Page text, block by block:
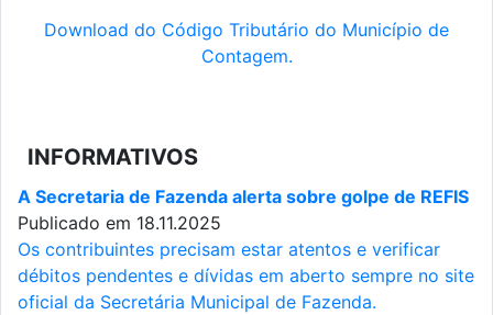
Download do Código Tributário do Município de
Contagem.
INFORMATIVOS
A Secretaria de Fazenda alerta sobre golpe de REFIS
Publicado em 18.11.2025
Os contribuintes precisam estar atentos e verificar
débitos pendentes e dívidas em aberto sempre no site
oficial da Secretária Municipal de Fazenda.